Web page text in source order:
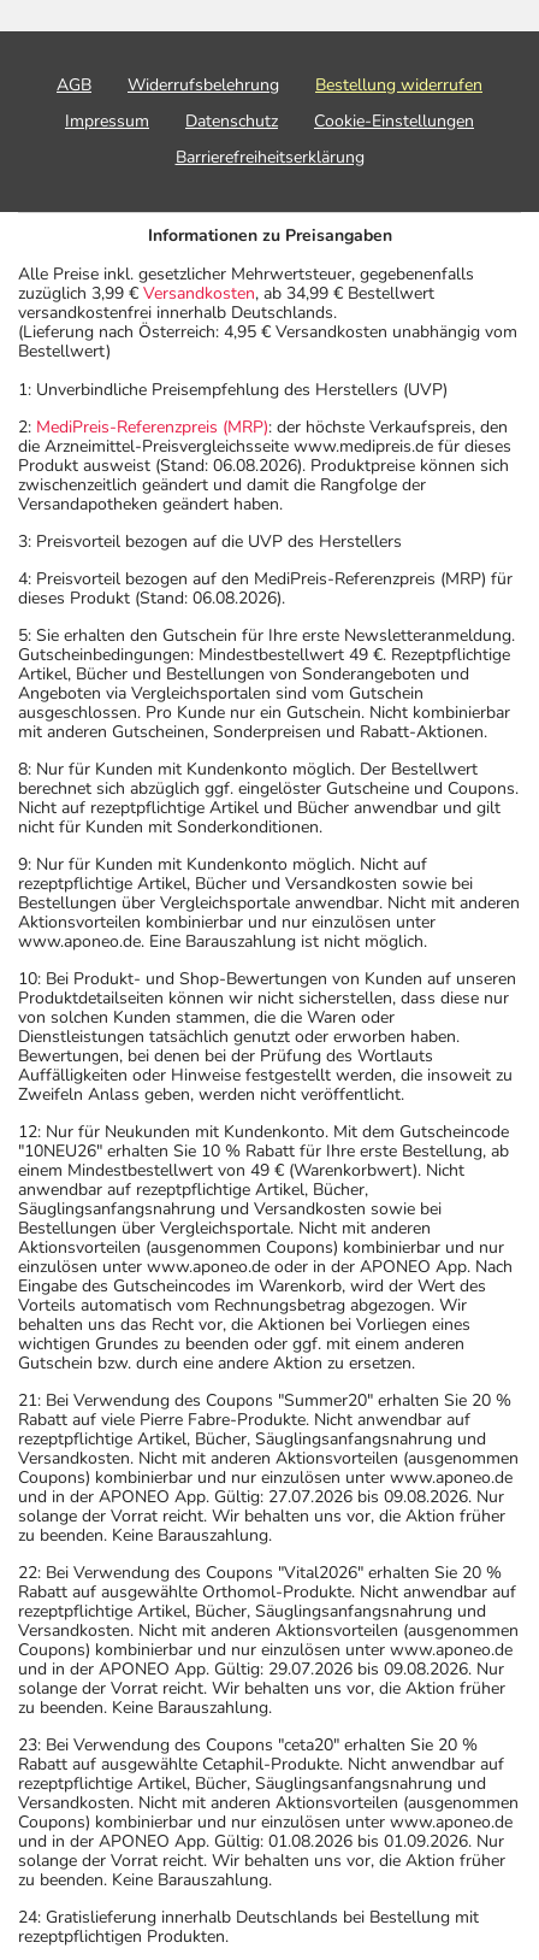
AGB Widerrufsbelehrung
Bestellung widerrufen
Impressum
Datenschutz
Cookie-Einstellungen
Barrierefreiheitserklärung
Informationen zu Preisangaben
Alle Preise inkl. gesetzlicher Mehrwertsteuer, gegebenenfalls
zuzüglich 3,99 € Versandkosten, ab 34,99 € Bestellwert
versandkostenfrei innerhalb Deutschlands.
(Lieferung nach Österreich: 4,95 € Versandkosten unabhängig vom
Bestellwert)
1: Unverbindliche Preisempfehlung des Herstellers (UVP)
2: MediPreis-Referenzpreis (MRP): der höchste Verkaufspreis, den
die Arzneimittel-Preisvergleichsseite www.medipreis.de für dieses
Produkt ausweist (Stand: 06.08.2026). Produktpreise können sich
zwischenzeitlich geändert und damit die Rangfolge der
Versandapotheken geändert haben.
3: Preisvorteil bezogen auf die UVP des Herstellers
4: Preisvorteil bezogen auf den MediPreis-Referenzpreis (MRP) für
dieses Produkt (Stand: 06.08.2026).
5: Sie erhalten den Gutschein für Ihre erste Newsletteranmeldung.
Gutscheinbedingungen: Mindestbestellwert 49 €. Rezeptpflichtige
Artikel, Bücher und Bestellungen von Sonderangeboten und
Angeboten via Vergleichsportalen sind vom Gutschein
ausgeschlossen. Pro Kunde nur ein Gutschein. Nicht kombinierbar
mit anderen Gutscheinen, Sonderpreisen und Rabatt-Aktionen.
8: Nur für Kunden mit Kundenkonto möglich. Der Bestellwert
berechnet sich abzüglich ggf. eingelöster Gutscheine und Coupons.
Nicht auf rezeptpflichtige Artikel und Bücher anwendbar und gilt
nicht für Kunden mit Sonderkonditionen.
9: Nur für Kunden mit Kundenkonto möglich. Nicht auf
rezeptpflichtige Artikel, Bücher und Versandkosten sowie bei
Bestellungen über Vergleichsportale anwendbar. Nicht mit anderen
Aktionsvorteilen kombinierbar und nur einzulösen unter
www.aponeo.de. Eine Barauszahlung ist nicht möglich.
10: Bei Produkt- und Shop-Bewertungen von Kunden auf unseren
Produktdetailseiten können wir nicht sicherstellen, dass diese nur
von solchen Kunden stammen, die die Waren oder
Dienstleistungen tatsächlich genutzt oder erworben haben.
Bewertungen, bei denen bei der Prüfung des Wortlauts
Auffälligkeiten oder Hinweise festgestellt werden, die insoweit zu
Zweifeln Anlass geben, werden nicht veröffentlicht.
12: Nur für Neukunden mit Kundenkonto. Mit dem Gutscheincode
"10NEU26" erhalten Sie 10 % Rabatt für Ihre erste Bestellung, ab
einem Mindestbestellwert von 49 € (Warenkorbwert). Nicht
anwendbar auf rezeptpflichtige Artikel, Bücher,
Säuglingsanfangsnahrung und Versandkosten sowie bei
Bestellungen über Vergleichsportale. Nicht mit anderen
Aktionsvorteilen (ausgenommen Coupons) kombinierbar und nur
einzulösen unter www.aponeo.de oder in der APONEO App. Nach
Eingabe des Gutscheincodes im Warenkorb, wird der Wert des
Vorteils automatisch vom Rechnungsbetrag abgezogen. Wir
behalten uns das Recht vor, die Aktionen bei Vorliegen eines
wichtigen Grundes zu beenden oder ggf. mit einem anderen
Gutschein bzw. durch eine andere Aktion zu ersetzen.
21: Bei Verwendung des Coupons "Summer20" erhalten Sie 20 %
Rabatt auf viele Pierre Fabre-Produkte. Nicht anwendbar auf
rezeptpflichtige Artikel, Bücher, Säuglingsanfangsnahrung und
Versandkosten. Nicht mit anderen Aktionsvorteilen (ausgenommen
Coupons) kombinierbar und nur einzulösen unter www.aponeo.de
und in der APONEO App. Gültig: 27.07.2026 bis 09.08.2026. Nur
solange der Vorrat reicht. Wir behalten uns vor, die Aktion früher
zu beenden. Keine Barauszahlung.
22: Bei Verwendung des Coupons "Vital2026" erhalten Sie 20 %
Rabatt auf ausgewählte Orthomol-Produkte. Nicht anwendbar auf
rezeptpflichtige Artikel, Bücher, Säuglingsanfangsnahrung und
Versandkosten. Nicht mit anderen Aktionsvorteilen (ausgenommen
Coupons) kombinierbar und nur einzulösen unter www.aponeo.de
und in der APONEO App. Gültig: 29.07.2026 bis 09.08.2026. Nur
solange der Vorrat reicht. Wir behalten uns vor, die Aktion früher
zu beenden. Keine Barauszahlung.
23: Bei Verwendung des Coupons "ceta20" erhalten Sie 20 %
Rabatt auf ausgewählte Cetaphil-Produkte. Nicht anwendbar auf
rezeptpflichtige Artikel, Bücher, Säuglingsanfangsnahrung und
Versandkosten. Nicht mit anderen Aktionsvorteilen (ausgenommen
Coupons) kombinierbar und nur einzulösen unter www.aponeo.de
und in der APONEO App. Gültig: 01.08.2026 bis 01.09.2026. Nur
solange der Vorrat reicht. Wir behalten uns vor, die Aktion früher
zu beenden. Keine Barauszahlung.
24: Gratislieferung innerhalb Deutschlands bei Bestellung mit
rezeptpflichtigen Produkten.